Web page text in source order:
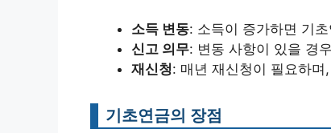
소득 변동: 소득이 증가하면 기
신고 의무: 변동 사항이 있을 경
재신청: 매년 재신청이 필요하
기초연금의 장점